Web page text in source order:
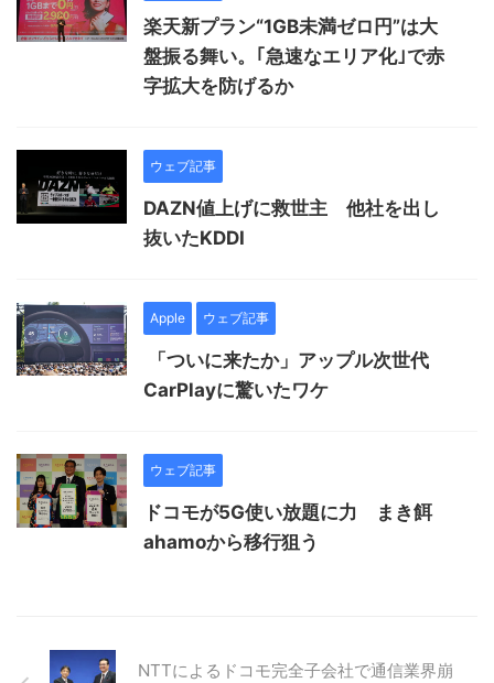
楽天新プラン“1GB未満ゼロ円”は大
盤振る舞い。｢急速なエリア化｣で赤
字拡大を防げるか
ウェブ記事
DAZN値上げに救世主 他社を出し
抜いたKDDI
Apple ウェブ記事
「ついに来たか」アップル次世代
CarPlayに驚いたワケ
ウェブ記事
ドコモが5G使い放題に力 まき餌
ahamoから移行狙う
NTTによるドコモ完全子会社で通信業界崩